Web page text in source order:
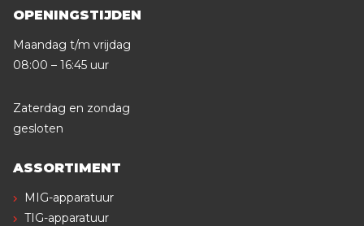
OPENINGSTIJDEN
Maandag t/m vrijdag
08:00 – 16:45 uur
Zaterdag en zondag
gesloten
ASSORTIMENT
MIG-apparatuur
TIG-apparatuur